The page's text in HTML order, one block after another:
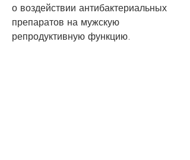
о воздействии антибактериальных
препаратов на мужскую
репродуктивную функцию.